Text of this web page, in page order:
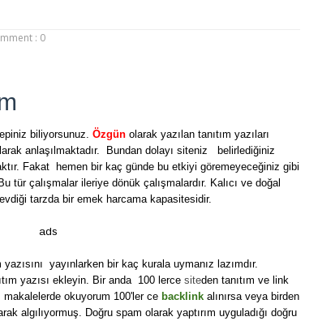
: 0
biliyorsunuz. Özgünolarak yazılan tanıtım yazıları
anlaşılmaktadır. Bundan dolayı siteniz belirlediğiniz
Fakat hemen bir kaç günde bu etkiyi göremeyeceğiniz gibi
çalışmalar ileriye dönük çalışmalardır. Kalıcı ve doğal
tarzda bir emek harcama kapasitesidir.
ads
yayınlarken bir kaç kurala uymanız lazımdır.
yazısı ekleyin. Bir anda 100 lerce siteden tanıtım ve link
okuyorum 100'ler ce backlinkalınırsa veya birden
algılıyormuş. Doğru spam olarak yaptırım uyguladığı doğru